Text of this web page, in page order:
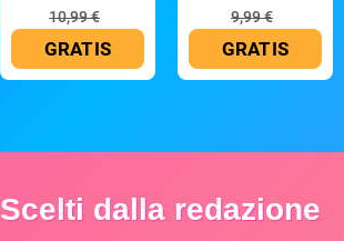
10,99 €
GRATIS
9,99 €
GRATIS
Scelti dalla redazione